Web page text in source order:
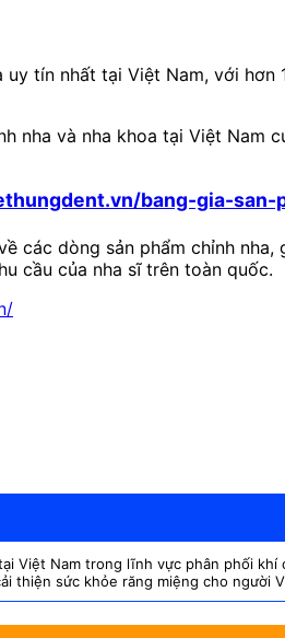
tín nhất tại Việt Nam, với
nha và nha khoa tại Việt Nam
bang-gia-san-
dòng sản phẩm chỉnh nha,
cầu của nha sĩ trên toàn quốc.
Việt Nam trong lĩnh vực phân phối
thiện sức khỏe răng miệng cho người